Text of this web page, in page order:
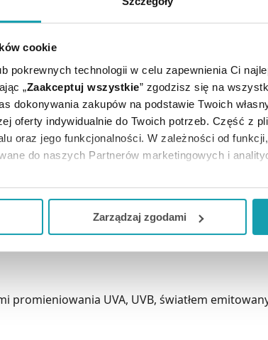
cookie
pokrewnych technologii w celu zapewnienia Ci
„Zaakceptuj wszystkie” zgodzisz się na
dokonywania zakupów na podstawie Twoich
oferty indywidualnie do Twoich potrzeb. Część z
oraz jego funkcjonalności. W zależności od
do naszych Partnerów marketingowych i
zgodę i wybrać tylko niektóre dodatkowe funkcje,
Zarządzaj zgodami
chroni i dba o zdrowie skóry przez cały rok.
aksamitne wykończenie. Ochronny krem
każdego rodzaju cery.
promieniowania UVA, UVB, światłem